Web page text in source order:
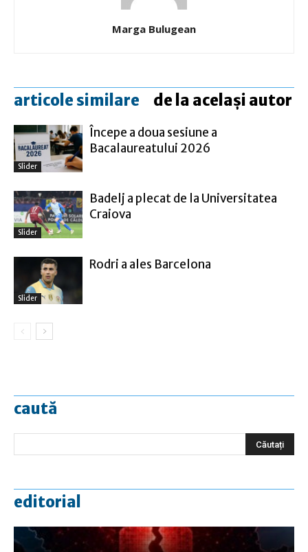
Marga Bulugean
articole similare de la același autor
Slider
Începe a doua sesiune a
Bacalaureatului 2026
Slider
Badelj a plecat de la Universitatea
Craiova
Slider
Rodri a ales Barcelona
caută
editorial